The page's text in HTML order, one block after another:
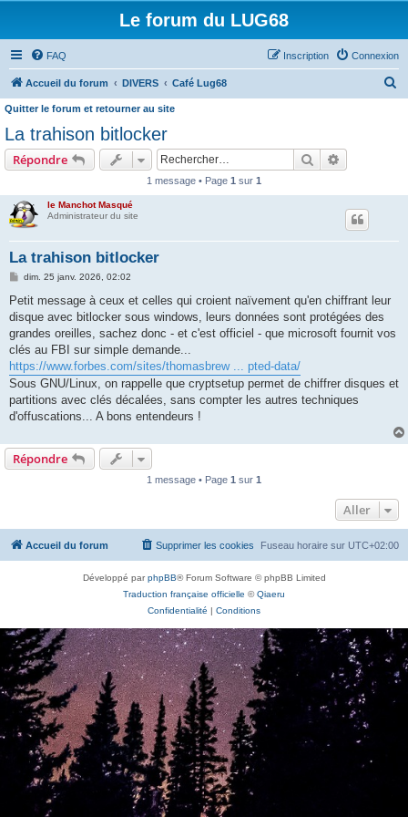
Le forum du LUG68
FAQ Connexion
Inscription
Accueil du forum DIVERS Café Lug68
Quitter le forum et retourner au site
La trahison bitlocker
Répondre Rechercher
1 message • Page 1 sur 1
le Manchot Masqué
Administrateur du site
La trahison bitlocker
M
s
a
g
dim. 25 janv. 2026, 02:02
Petit message à ceux et celles qui croient naïvement qu'en chiffrant leur
disque avec bitlocker sous windows, leurs données sont protégées des
grandes oreilles, sachez donc - et c'est officiel - que microsoft fournit vos
clés au FBI sur simple demande...
https://www.forbes.com/sites/thomasbrew ... pted-data/
Sous GNU/Linux, on rappelle que cryptsetup permet de chiffrer disques et
partitions avec clés décalées, sans compter les autres techniques
d'offuscations... A bons entendeurs !
Répondre
1 message • Page 1 sur 1
Aller
Accueil du forum Fuseau horaire sur UTC+02:00
Supprimer les cookies
Développé parphpBB® Forum Software © phpBB Limited
Traduction française officielle ©Qiaeru
Confidentialité | Conditions